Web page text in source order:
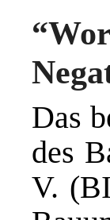
Das
des
V.